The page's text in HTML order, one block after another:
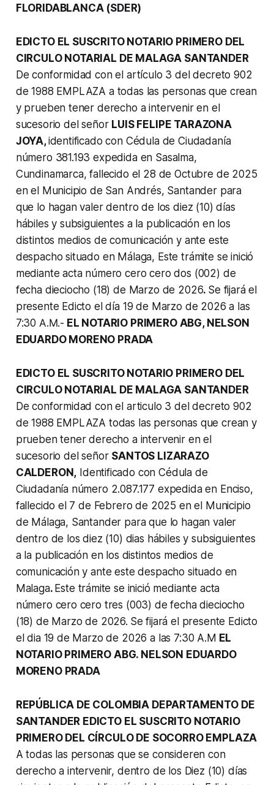
FLORIDABLANCA (SDER)
EDICTO EL SUSCRITO NOTARIO PRIMERO DEL
CIRCULO NOTARIAL DE MALAGA SANTANDER
De conformidad con el artículo 3 del decreto 902
de 1988 EMPLAZA a todas las personas que crean
y prueben tener derecho a intervenir en el
sucesorio del señor LUIS FELIPE TARAZONA
JOYA,identificado con Cédula de Ciudadanía
número 381.193 expedida en Sasalma,
Cundinamarca, fallecido el 28 de Octubre de 2025
en el Municipio de San Andrés, Santander para
que lo hagan valer dentro de los diez (10) días
hábiles y subsiguientes a la publicación en los
distintos medios de comunicación y ante este
despacho situado en Málaga, Este trámite se inició
mediante acta número cero cero dos (002) de
fecha dieciocho (18) de Marzo de 2026. Se fijará el
presente Edicto el día 19 de Marzo de 2026 a las
7:30 Α.Μ.- EL NOTARIO PRIMERO ABG, NELSON
EDUARDO MORENO PRADA
EDICTO EL SUSCRITO NOTARIO PRIMERO DEL
CIRCULO NOTARIAL DE MALAGA SANTANDER
De conformidad con el articulo 3 del decreto 902
de 1988 EMPLAZA todas las personas que crean y
prueben tener derecho a intervenir en el
sucesorio del señor SANTOS LIZARAZO
CALDERON, Identificado con Cédula de
Ciudadanía número 2.087.177 expedida en Enciso,
fallecido el 7 de Febrero de 2025 en el Municipio
de Málaga, Santander para que lo hagan valer
dentro de los diez (10) dias hábiles y subsiguientes
a la publicación en los distintos medios de
comunicación y ante este despacho situado en
Malaga. Este trámite se inició mediante acta
número cero cero tres (003) de fecha dieciocho
(18) de Marzo de 2026. Se fijará el presente Edicto
el dia 19 de Marzo de 2026 a las 7:30 A.M EL
NOTARIO PRIMERO ABG. NELSON EDUARDO
MORENO PRADA
REPÚBLICA DE COLOMBIA DEPARTAMENTO DE
SANTANDER EDICTO EL SUSCRITO NOTARIO
PRIMERO DEL CÍRCULO DE SOCORRO EMPLAZA
A todas las personas que se consideren con
derecho a intervenir, dentro de los Diez (10) días